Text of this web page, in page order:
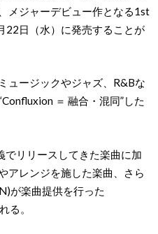
メジャーデビュー作となる1st
22日（水）に発売することが
ュージックやジャズ、R&Bな
＝ 融合・混同”した
でリリースしてきた楽曲に加
アレンジを施した楽曲、さら
が楽曲提供を行った
る。